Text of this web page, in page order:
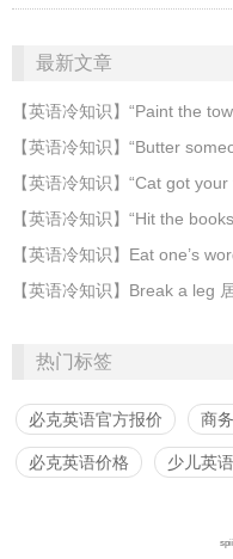
最新文章
【英语冷知识】“Paint the
【英语冷知识】“Butter
【英语冷知识】“Cat got
【英语冷知识】“Hit the
【英语冷知识】Eat one’s
【英语冷知识】Break a leg
热门标签
必克英语官方报价 商
必克英语价格 少儿英